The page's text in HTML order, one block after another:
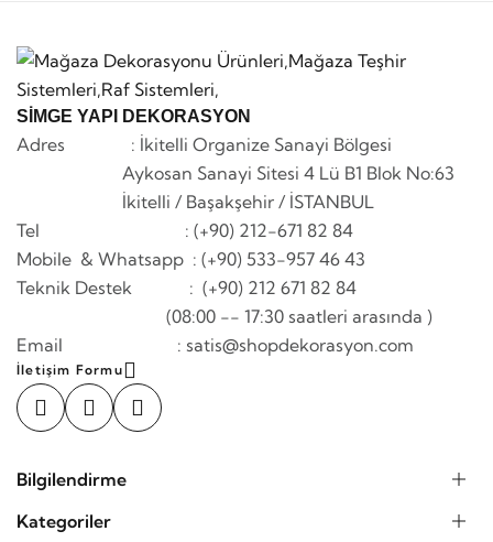
SİMGE YAPI DEKORASYON
Adres : İkitelli Organize Sanayi Bölgesi
Aykosan Sanayi Sitesi 4 Lü B1 Blok No:63
İkitelli / Başakşehir / İSTANBUL
Tel : (+90) 212-671 82 84
Mobile & Whatsapp : (+90) 533-957 46 43
Teknik Destek : (+90) 212 671 82 84
(08:00 -- 17:30 saatleri arasında )
Email : satis@shopdekorasyon.com
İletişim Formu
Bilgilendirme
Kategoriler